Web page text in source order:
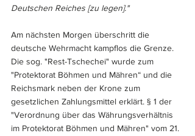
Deutschen Reiches [zu legen]."
Am nächsten Morgen überschritt die
deutsche Wehrmacht kampflos die Grenze.
Die sog. "Rest-Tschechei" wurde zum
"Protektorat Böhmen und Mähren“ und die
Reichsmark neben der Krone zum
gesetzlichen Zahlungsmittel erklärt. § 1 der
"Verordnung über das Währungsverhältnis
im Protektorat Böhmen und Mähren" vom 21.